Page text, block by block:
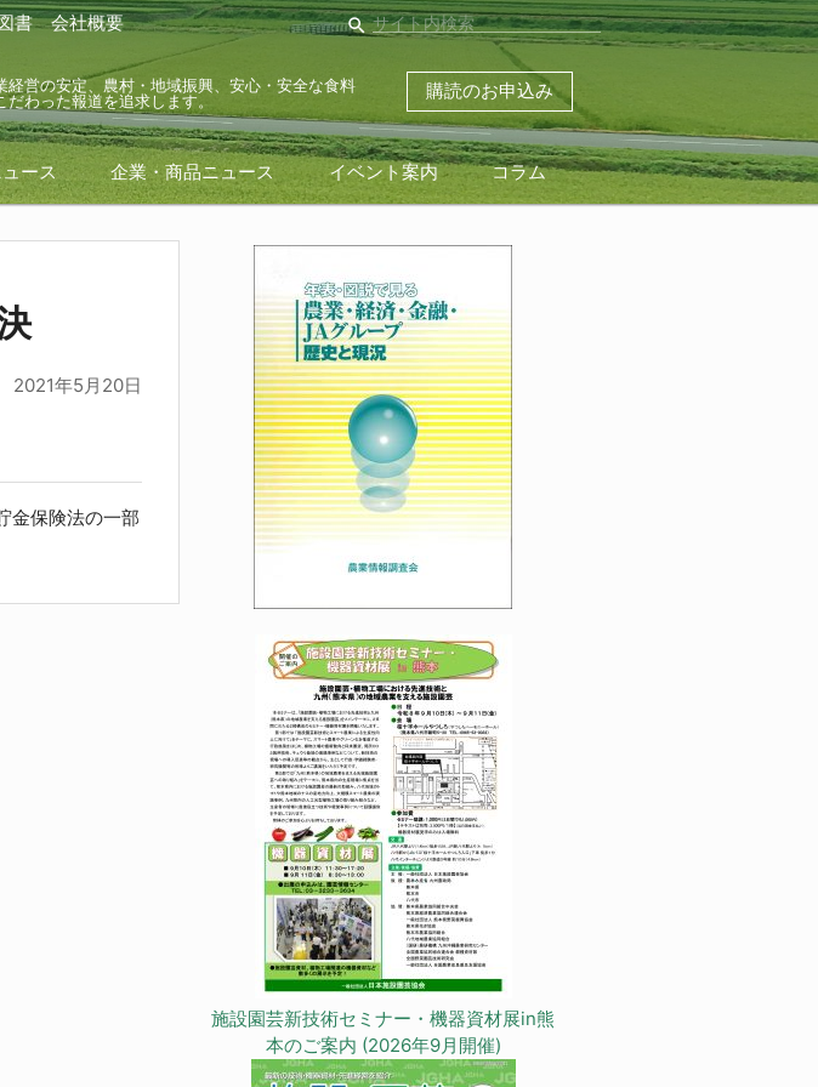
書 会社概要 search
経営の安定、農村・地域振興、安心・安全な食料
わった報道を追求します。
購読のお申込み
ース 企業・商品ニュース イベント案内 コラム
2021年5月20日
金保険法の一部
施設園芸新技術セミナー・機器資材展in熊
本のご案内 (2026年9月開催)